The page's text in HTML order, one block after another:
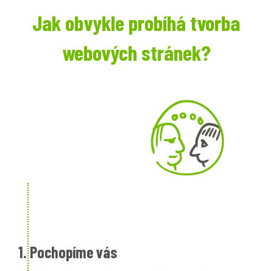
Jak obvykle probíhá tvorba
webových stránek?
1. Pochopíme vás